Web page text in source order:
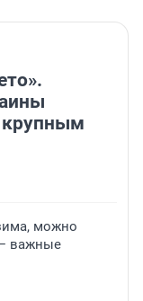
крупным
можно
— важные